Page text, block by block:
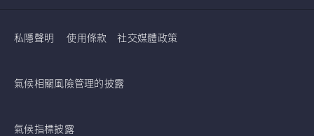
私隱聲明 使用條款 社交媒體政策
氣候相關風險管理的披露
氣候指標披露